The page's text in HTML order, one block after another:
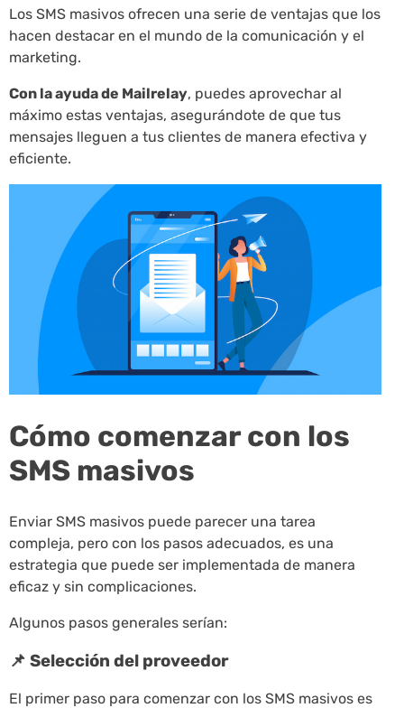
Los SMS masivos ofrecen una serie de ventajas que los
hacen destacar en el mundo de la comunicación y el
marketing.
Con la ayuda de Mailrelay, puedes aprovechar al
máximo estas ventajas, asegurándote de que tus
mensajes lleguen a tus clientes de manera efectiva y
eficiente.
Cómo comenzar con los
SMS masivos
Enviar SMS masivos puede parecer una tarea
compleja, pero con los pasos adecuados, es una
estrategia que puede ser implementada de manera
eficaz y sin complicaciones.
Algunos pasos generales serían:
📌 Selección del proveedor
El primer paso para comenzar con los SMS masivos es